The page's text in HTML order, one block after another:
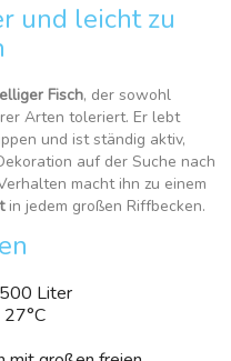
und leicht zu
Fisch, der sowohl
Arten toleriert. Er lebt
und ist ständig aktiv,
auf der Suche nach
macht ihn zu einem
in jedem großen Riffbecken.
Liter
27°C